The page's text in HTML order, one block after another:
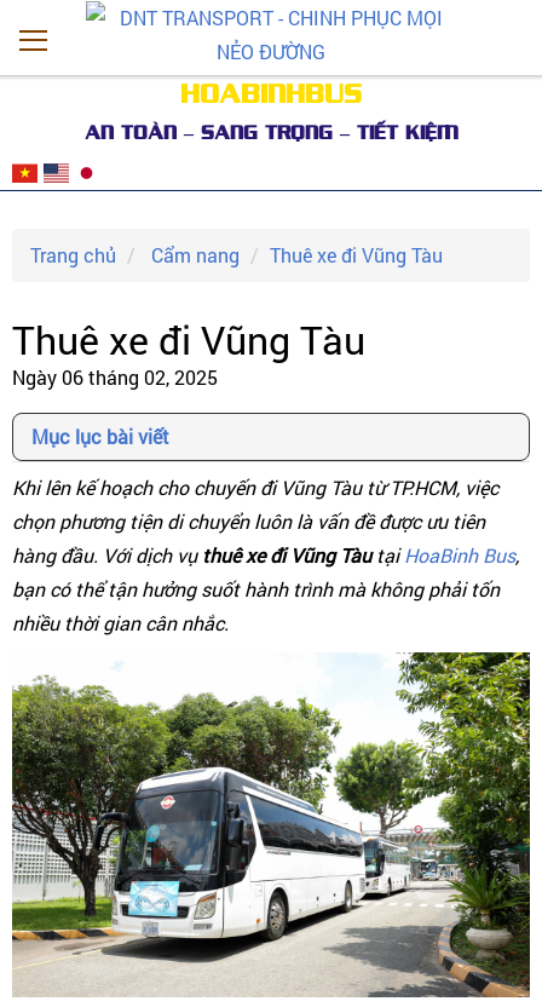
HOABINHBUS
AN TOÀN – SANG TRỌNG – TIẾT KIỆM
Trang chủ Cẩm nang Thuê xe đi Vũng Tàu
Thuê xe đi Vũng Tàu
Ngày 06 tháng 02, 2025
Mục lục bài viết
Khi lên kế hoạch cho chuyến đi Vũng Tàu từ TP.HCM, việc
chọn phương tiện di chuyển luôn là vấn đề được ưu tiên
hàng đầu. Với dịch vụ thuê xe đi Vũng TàutạiHoaBinh Bus,
bạn có thể tận hưởng suốt hành trình mà không phải tốn
nhiều thời gian cân nhắc.